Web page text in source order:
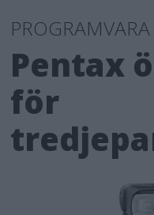
PROGRAMVARA
Pentax
för